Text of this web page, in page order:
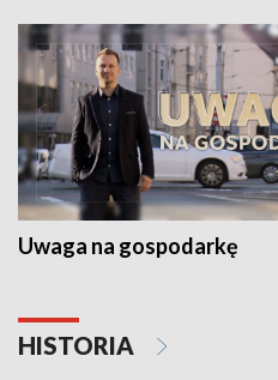
Uwaga na gospodarkę
HISTORIA